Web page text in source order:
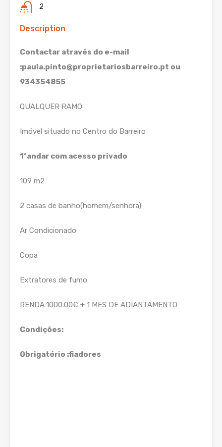
2
Description
Contactar através do e-mail
:paula.pinto@proprietariosbarreiro.pt ou
934354855
QUALQUER RAMO
Imóvel situado no Centro do Barreiro
1ºandar com acesso privado
109 m2
2 casas de banho(homem/senhora)
Ar Condicionado
Copa
Extratores de fumo
RENDA:1000.00€ + 1 MES DE ADIANTAMENTO
Condições:
Obrigatório :fiadores